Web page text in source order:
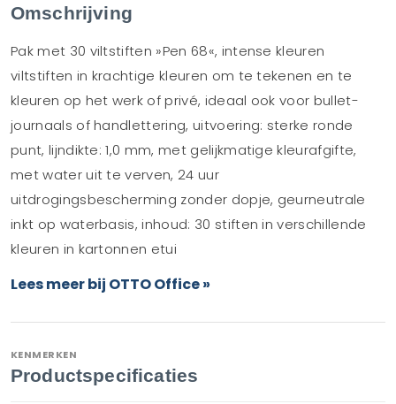
Omschrijving
Pak met 30 viltstiften »Pen 68«, intense kleuren
viltstiften in krachtige kleuren om te tekenen en te
kleuren op het werk of privé, ideaal ook voor bullet-
journaals of handlettering, uitvoering: sterke ronde
punt, lijndikte: 1,0 mm, met gelijkmatige kleurafgifte,
met water uit te verven, 24 uur
uitdrogingsbescherming zonder dopje, geurneutrale
inkt op waterbasis, inhoud: 30 stiften in verschillende
kleuren in kartonnen etui
Lees meer bij OTTO Office »
KENMERKEN
Productspecificaties